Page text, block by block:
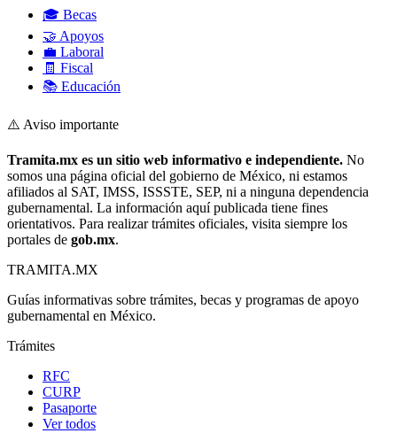
🎓 Becas
🤝 Apoyos
💼 Laboral
🧾 Fiscal
📚 Educación
⚠️ Aviso importante
Tramita.mx es un sitio web informativo e independiente. No
somos una página oficial del gobierno de México, ni estamos
afiliados al SAT, IMSS, ISSSTE, SEP, ni a ninguna dependencia
gubernamental. La información aquí publicada tiene fines
orientativos. Para realizar trámites oficiales, visita siempre los
portales de gob.mx.
TRAMITA.MX
Guías informativas sobre trámites, becas y programas de apoyo
gubernamental en México.
Trámites
RFC
CURP
Pasaporte
Ver todos